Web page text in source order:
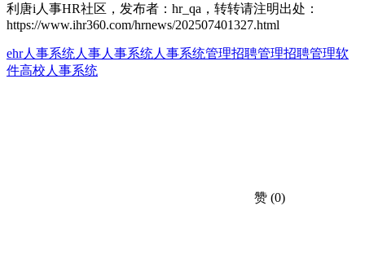
利唐i人事HR社区，发布者：hr_qa，转转请注明出处：
https://www.ihr360.com/hrnews/202507401327.html
ehr人事系统人事人事系统人事系统管理招聘管理招聘管理软
件高校人事系统
赞 (0)